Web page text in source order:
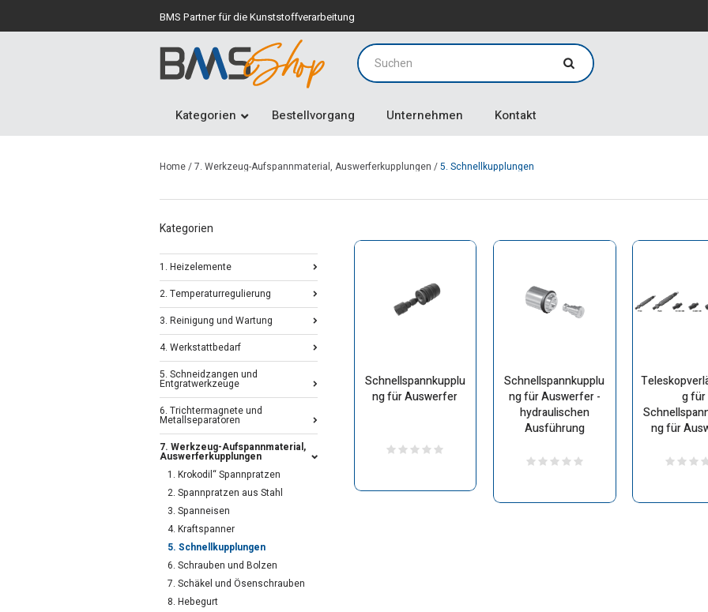
BMS Partner für die Kunststoffverarbeitung
Kategorien Bestellvorgang Unternehmen Kontakt
Home/7. Werkzeug-Aufspannmaterial, Auswerferkupplungen /5. Schnellkupplungen
Schnellspannkupplu
ng für Auswerfer
Schnellspannkupplu
ng für Auswerfer -
hydraulischen
Ausführung
g für
ng für
Kategorien
1. Heizelemente
2. Temperaturregulierung
3. Reinigung und Wartung
4. Werkstattbedarf
5. Schneidzangen und
Entgratwerkzeuge
6. Trichtermagnete und
Metallseparatoren
7. Werkzeug-Aufspannmaterial,
Auswerferkupplungen
1. Krokodil“ Spannpratzen
2. Spannpratzen aus Stahl
3. Spanneisen
4. Kraftspanner
5. Schnellkupplungen
6. Schrauben und Bolzen
7. Schäkel und Ösenschrauben
8. Hebegurt